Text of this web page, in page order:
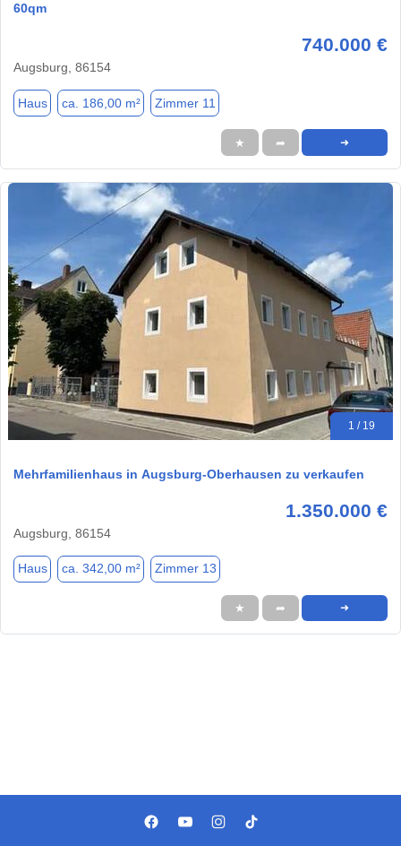
60qm
740.000 €
Augsburg, 86154
Haus ca. 186,00 m² Zimmer 11
★ ➦ ➜
1 / 19
Mehrfamilienhaus in Augsburg-Oberhausen zu verkaufen
1.350.000 €
Augsburg, 86154
Haus ca. 342,00 m² Zimmer 13
★ ➦ ➜